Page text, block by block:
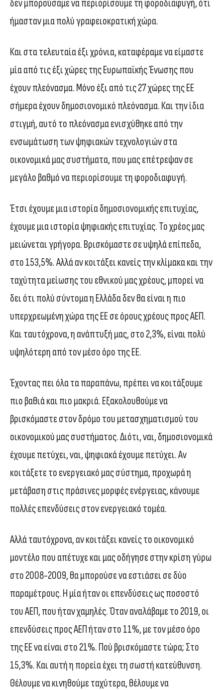
δεν μπορούσαμε να περιορίσουμε τη φοροδιαφυγή, ότι
ήμασταν μια πολύ γραφειοκρατική χώρα.
Και στα τελευταία έξι χρόνια, καταφέραμε να είμαστε
μία από τις έξι χώρες της Ευρωπαϊκής Ένωσης που
έχουν πλεόνασμα. Μόνο έξι από τις 27 χώρες της ΕΕ
σήμερα έχουν δημοσιονομικό πλεόνασμα. Και την ίδια
στιγμή, αυτό το πλεόνασμα ενισχύθηκε από την
ενσωμάτωση των ψηφιακών τεχνολογιών στα
οικονομικά μας συστήματα, που μας επέτρεψαν σε
μεγάλο βαθμό να περιορίσουμε τη φοροδιαφυγή.
Έτσι έχουμε μια ιστορία δημοσιονομικής επιτυχίας,
έχουμε μια ιστορία ψηφιακής επιτυχίας. Το χρέος μας
μειώνεται γρήγορα. Βρισκόμαστε σε υψηλά επίπεδα,
στο 153,5%. Αλλά αν κοιτάξει κανείς την κλίμακα και την
ταχύτητα μείωσης του εθνικού μας χρέους, μπορεί να
δει ότι πολύ σύντομα η Ελλάδα δεν θα είναι η πιο
υπερχρεωμένη χώρα της ΕΕ σε όρους χρέους προς ΑΕΠ.
Και ταυτόχρονα, η ανάπτυξή μας, στο 2,3%, είναι πολύ
υψηλότερη από τον μέσο όρο της ΕΕ.
Έχοντας πει όλα τα παραπάνω, πρέπει να κοιτάξουμε
πιο βαθιά και πιο μακριά. Εξακολουθούμε να
βρισκόμαστε στον δρόμο του μετασχηματισμού του
οικονομικού μας συστήματος. Διότι, ναι, δημοσιονομικά
έχουμε πετύχει, ναι, ψηφιακά έχουμε πετύχει. Αν
κοιτάξετε το ενεργειακό μας σύστημα, προχωρά η
μετάβαση στις πράσινες μορφές ενέργειας, κάνουμε
πολλές επενδύσεις στον ενεργειακό τομέα.
Αλλά ταυτόχρονα, αν κοιτάξει κανείς το οικονομικό
μοντέλο που απέτυχε και μας οδήγησε στην κρίση γύρω
στο 2008-2009, θα μπορούσε να εστιάσει σε δύο
παραμέτρους. Η μία ήταν οι επενδύσεις ως ποσοστό
του ΑΕΠ, που ήταν χαμηλές. Όταν αναλάβαμε το 2019, οι
επενδύσεις προς ΑΕΠ ήταν στο 11%, με τον μέσο όρο
της ΕΕ να είναι στο 21%. Πού βρισκόμαστε τώρα; Στο
15,3%. Και αυτή η πορεία έχει τη σωστή κατεύθυνση.
Θέλουμε να κινηθούμε ταχύτερα, θέλουμε να